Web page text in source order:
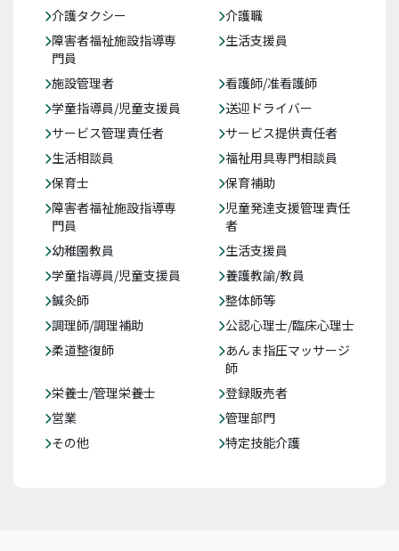
介護タクシー
介護職
障害者福祉施設指導専
門員
生活支援員
施設管理者
看護師/准看護師
学童指導員/児童支援員
送迎ドライバー
サービス管理責任者
サービス提供責任者
生活相談員
福祉用具専門相談員
保育士
保育補助
障害者福祉施設指導専
門員
児童発達支援管理責任
者
幼稚園教員
生活支援員
学童指導員/児童支援員
養護教諭/教員
鍼灸師
整体師等
調理師/調理補助
公認心理士/臨床心理士
柔道整復師
あんま指圧マッサージ
師
栄養士/管理栄養士
登録販売者
営業
管理部門
その他
特定技能介護